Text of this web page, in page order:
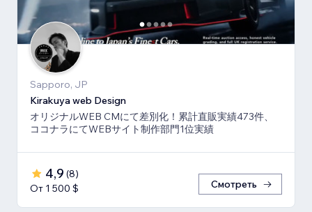
Sapporo, JP
Kirakuya web Design
オリジナルWEB CMにて差別化！累計直販実績473件、
ココナラにてWEBサイト制作部門1位実績
4,9 (8)
От 1 500 $
Смотреть